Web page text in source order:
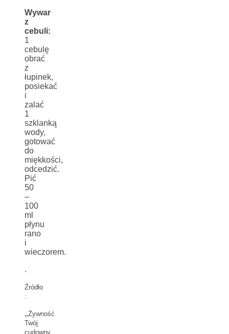
Wywar
z
cebuli:
1
cebulę
obrać
z
łupinek,
posiekać
i
zalać
1
szklanką
wody,
gotować
do
miękkości,
odcedzić.
Pić
50
–
100
ml
płynu
rano
i
wieczorem.
.
Źródło
:
„Żywność
Twój
cudowny